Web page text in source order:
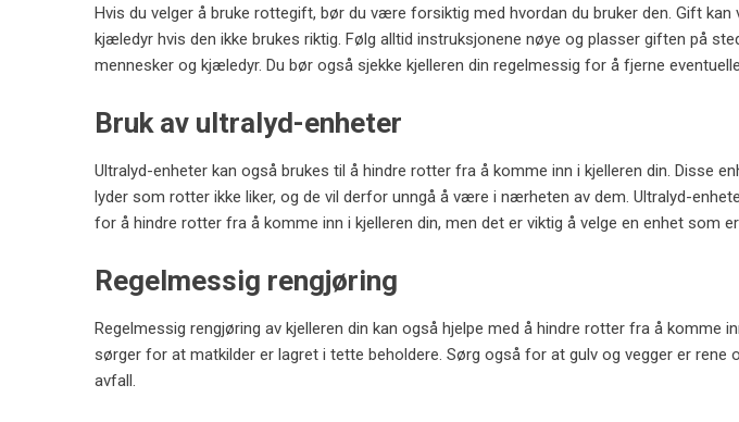
Hvis du velger å bruke rottegift, bør du være forsiktig med hvordan du bruker den. Gift
kjæledyr hvis den ikke brukes riktig. Følg alltid instruksjonene nøye og plasser giften på
mennesker og kjæledyr. Du bør også sjekke kjelleren din regelmessig for å fjerne
Bruk av ultralyd-enheter
Ultralyd-enheter kan også brukes til å hindre rotter fra å komme inn i kjelleren din. Disse
lyder som rotter ikke liker, og de vil derfor unngå å være i nærheten av dem. Ultralyd-
for å hindre rotter fra å komme inn i kjelleren din, men det er viktig å velge en enhet som
Regelmessig rengjøring
Regelmessig rengjøring av kjelleren din kan også hjelpe med å hindre rotter fra å komme
sørger for at matkilder er lagret i tette beholdere. Sørg også for at gulv og vegger er
avfall.